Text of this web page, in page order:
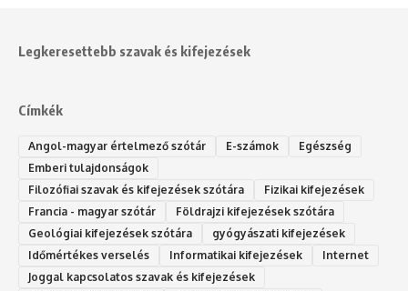
Legkeresettebb szavak és kifejezések
Címkék
Angol-magyar értelmező szótár E-számok
Egészség
Emberi tulajdonságok
Filozófiai szavak és kifejezések szótára
Fizikai kifejezések
Francia - magyar szótár
Földrajzi kifejezések szótára
Geológiai kifejezések szótára
gyógyászati kifejezések
Időmértékes verselés
Informatikai kifejezések
Internet
Joggal kapcsolatos szavak és kifejezések